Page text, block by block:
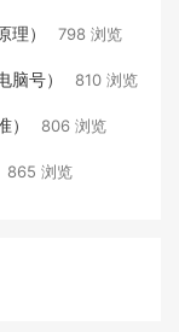
） 798 浏览
号） 810 浏览
806 浏览
865 浏览